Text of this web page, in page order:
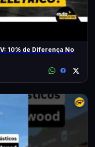
10% de Diferença No